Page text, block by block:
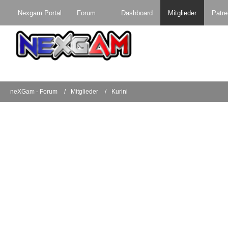
Nexgam Portal Forum Dashboard Mitglieder
neXGam - Forum Mitglieder Kurini